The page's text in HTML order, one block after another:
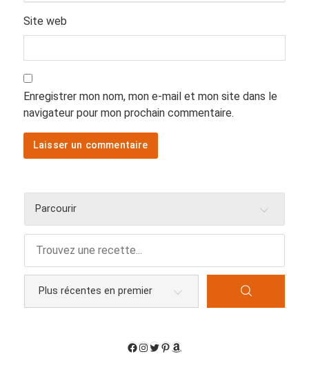
Site web
Enregistrer mon nom, mon e-mail et mon site dans le
navigateur pour mon prochain commentaire.
Parcourir